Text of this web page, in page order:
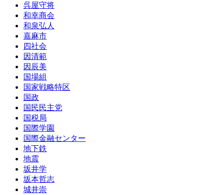
呉屋守将
和幸商会
和泉弘人
嘉麻市
四社会
因清範
因辰美
国場組
国家戦略特区
国政
国民民主党
国税局
国際学園
国際金融センター
地下鉄
地震
坂井学
坂本哲志
城井崇